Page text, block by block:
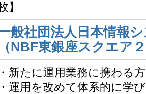
】
般社団法人日本情報
（NBF東銀座スクエア
・新たに運用業務に携わる
・運用を改めて体系的に学